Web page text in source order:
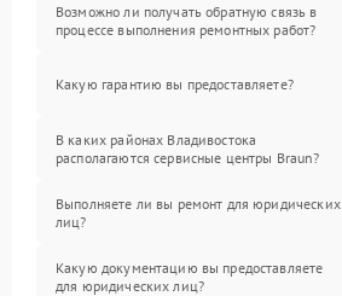
Возможно ли получать обратную связь в
процессе выполнения ремонтных работ?
Какую гарантию вы предоставляете?
В каких районах Владивостока
располагаются сервисные центры Braun?
Выполняете ли вы ремонт для юридических
лиц?
Какую документацию вы предоставляете
для юридических лиц?